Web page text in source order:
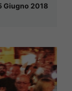
Giugno 2018